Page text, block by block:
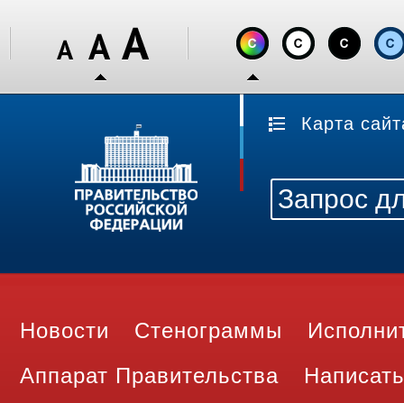
Карта
Новости Стенограммы
Аппарат Правительства